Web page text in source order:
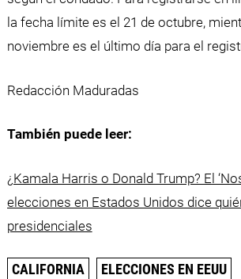
la fecha límite es el 21 de octubre,
noviembre es el último día para el
Redacción Maduradas
También puede leer:
¿Kamala Harris o Donald Trump? El
elecciones en Estados Unidos dice
presidenciales
CALIFORNIA
ELECCIONES EN EEUU